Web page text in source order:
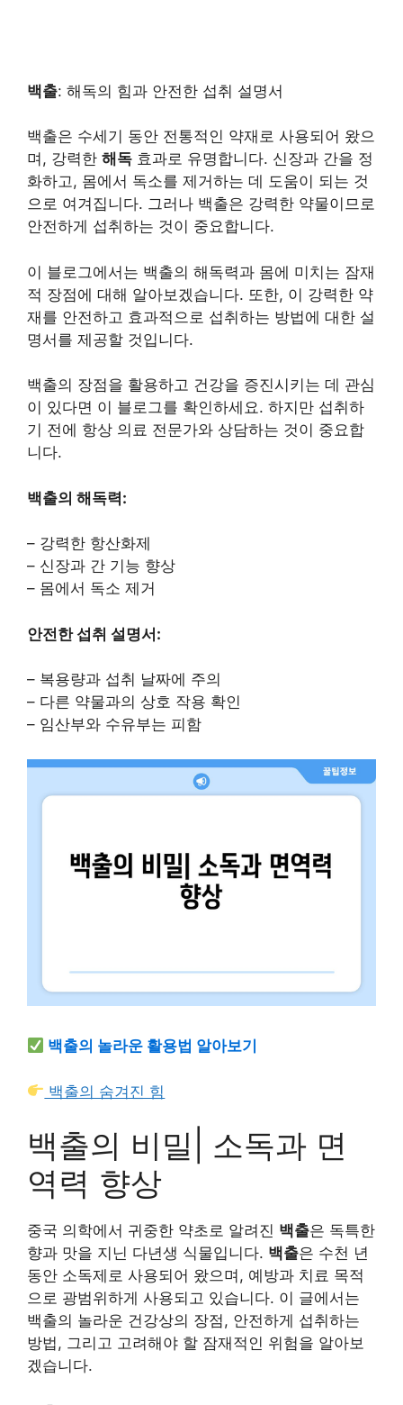
백출: 해독의 힘과 안전한 섭취 설명서
백출은 수세기 동안 전통적인 약재로 사용되어 왔으
며, 강력한 해독 효과로 유명합니다. 신장과 간을 정
화하고, 몸에서 독소를 제거하는 데 도움이 되는 것
으로 여겨집니다. 그러나 백출은 강력한 약물이므로
안전하게 섭취하는 것이 중요합니다.
이 블로그에서는 백출의 해독력과 몸에 미치는 잠재
적 장점에 대해 알아보겠습니다. 또한, 이 강력한 약
재를 안전하고 효과적으로 섭취하는 방법에 대한 설
명서를 제공할 것입니다.
백출의 장점을 활용하고 건강을 증진시키는 데 관심
이 있다면 이 블로그를 확인하세요. 하지만 섭취하
기 전에 항상 의료 전문가와 상담하는 것이 중요합
니다.
백출의 해독력:
– 강력한 항산화제
– 신장과 간 기능 향상
– 몸에서 독소 제거
안전한 섭취 설명서:
– 복용량과 섭취 날짜에 주의
– 다른 약물과의 상호 작용 확인
– 임산부와 수유부는 피함
백출의 놀라운 활용법 알아보기
백출의 숨겨진 힘
백출의 비밀| 소독과 면
역력 향상
중국 의학에서 귀중한 약초로 알려진 백출은 독특한
향과 맛을 지닌 다년생 식물입니다. 백출은 수천 년
동안 소독제로 사용되어 왔으며, 예방과 치료 목적
으로 광범위하게 사용되고 있습니다. 이 글에서는
백출의 놀라운 건강상의 장점, 안전하게 섭취하는
방법, 그리고 고려해야 할 잠재적인 위험을 알아보
겠습니다.